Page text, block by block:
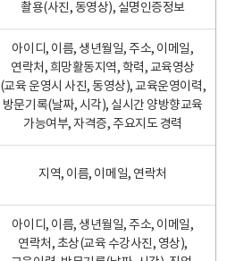
촬용(사진, 동영상), 실명인증정보
아이디, 이름, 생년월일, 주소, 이메일,
연락처, 희망활동지역, 학력, 교육영상
(교육 운영시 사진, 동영상), 교육운영이력,
방문기록(날짜, 시각), 실시간 양방향교육
가능여부, 자격증, 주요지도 경력
지역, 이름, 이메일, 연락처
아이디, 이름, 생년월일, 주소, 이메일,
연락처, 초상(교육 수강사진, 영상),